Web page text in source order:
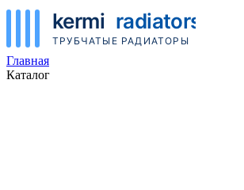
Главная
Каталог